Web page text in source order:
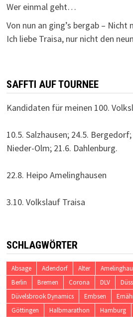
Wer einmal geht…
Von nun an ging’s bergab – Nicht
Ich liebe Traisa, nur nicht den
SAFFTI AUF TOURNEE
Kandidaten für meinen 100.
10.5. Salzhausen; 24.5.
Nieder-Olm; 21.6. Dahlenburg.
22.8. Heipo Amelinghausen
3.10. Volkslauf Traisa
SCHLAGWÖRTER
Absage Adendorf Alter
Berlin
Bremen Corona DLV
Düvelsbrook Dynamics
Embsen
Göttingen
Halbmarathon Hamburg